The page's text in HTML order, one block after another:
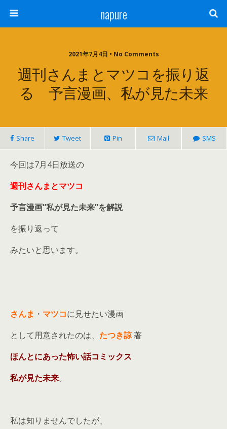
napure
2021年7月4日 • No Comments
週刊さんまとマツコを振り返
る 予言漫画、私が見た未来
Share Tweet Pin Mail SMS
今回は7月4日放送の
週刊さんまとマツコ
予言漫画“私が見た未来”を解説
を振り返って
みたいと思います。
さんま ・ マツコに見せたい漫画
として用意されたのは、 たつき諒著
ほんとにあった怖い話コミックス
私が見た未来。
私は知りませんでしたが、